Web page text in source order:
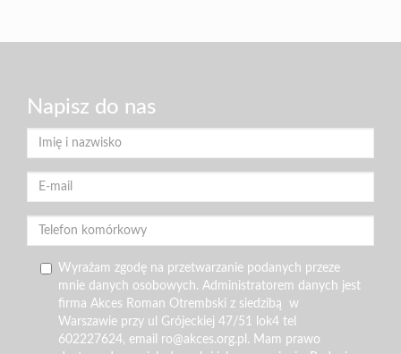
Napisz do nas
Wyrażam zgodę na przetwarzanie podanych przeze
mnie danych osobowych. Administratorem danych jest
firma Akces Roman Otrembski z siedzibą w
Warszawie przy ul Grójeckiej 47/51 lok4 tel
602227624, email ro@akces.org.pl. Mam prawo